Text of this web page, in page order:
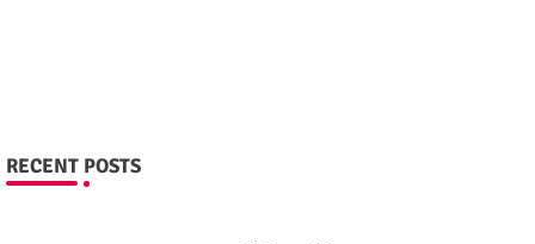
RECENT POSTS